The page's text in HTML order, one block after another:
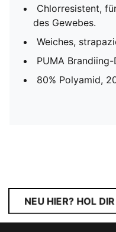
Chlorresistent,
des Gewebes.
Weiches,
PUMA
80% Polyamid,
NEU HIER? HOL